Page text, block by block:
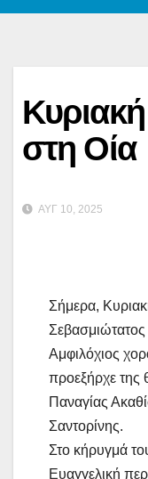
στη Οία
ΑΥΓ 10, 2025
Σήμερα,
Αμφιλόχιος
προεξήρχε της
Παναγίας
Σαντορίνης.
Στο κήρυγμά
Ευαγγελική